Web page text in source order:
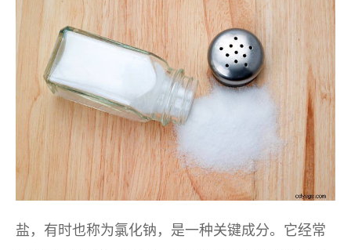
盐，有时也称为氯化钠，是一种关键成分。它经常